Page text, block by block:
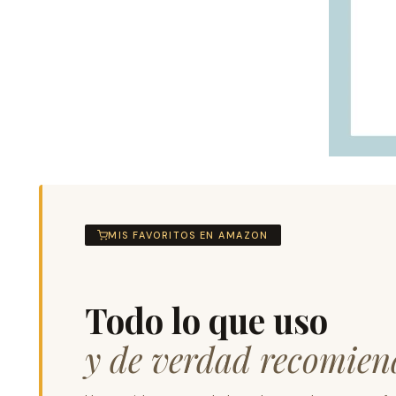
MIS FAVORITOS EN AMAZON
Todo lo que uso
y de verdad